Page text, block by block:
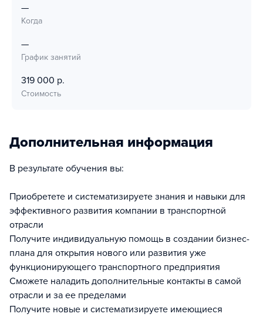
—
Когда
—
График занятий
319 000 р.
Стоимость
Дополнительная информация
В результате обучения вы:
Приобретете и систематизируете знания и навыки для
эффективного развития компании в транспортной
отрасли
Получите индивидуальную помощь в создании бизнес-
плана для открытия нового или развития уже
функционирующего транспортного предприятия
Сможете наладить дополнительные контакты в самой
отрасли и за ее пределами
Получите новые и систематизируете имеющиеся